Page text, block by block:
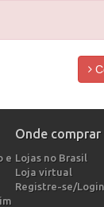
e
Onde comprar
Lojas no Brasil
Loja virtual
Registre-se/Login